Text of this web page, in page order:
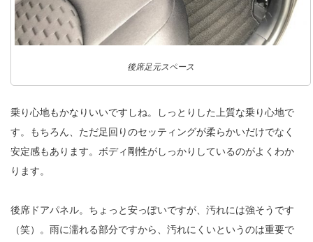
後席足元スペース
乗り心地もかなりいいですしね。しっとりした上質な乗り心地で
す。もちろん、ただ足回りのセッティングが柔らかいだけでなく
安定感もあります。ボディ剛性がしっかりしているのがよくわか
ります。
後席ドアパネル。ちょっと安っぽいですが、汚れには強そうです
（笑）。雨に濡れる部分ですから、汚れにくいというのは重要で